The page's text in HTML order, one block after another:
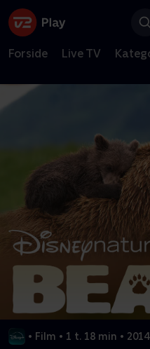
Forside Live TV
• Film • 1 t. 18 min • 2014